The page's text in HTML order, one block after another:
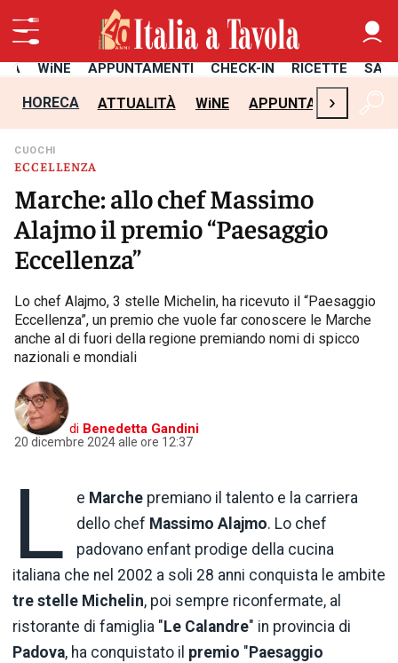
WiNE APPUNTAMENTI CHECK-IN RICETTE
HORECA ATTUALITÀ WiNE APPUNTAMENTI
›
ECCELLENZA
CUOCHI
Marche: allo chef Massimo
Alajmo il premio “Paesaggio
Eccellenza”
Lo chef Alajmo, 3 stelle Michelin, ha ricevuto il “Paesaggio
Eccellenza”, un premio che vuole far conoscere le Marche
anche al di fuori della regione premiando nomi di spicco
nazionali e mondiali
di Benedetta Gandini
20 dicembre 2024 alle ore 12:37
L e Marche premiano il talento e la carriera
dello chef Massimo Alajmo. Lo chef
padovano enfant prodige della cucina
italiana che nel 2002 a soli 28 anni conquista le ambite
tre stelle Michelin, poi sempre riconfermate, al
ristorante di famiglia " Le Calandre" in provincia di
Padova, ha conquistato il premio " Paesaggio